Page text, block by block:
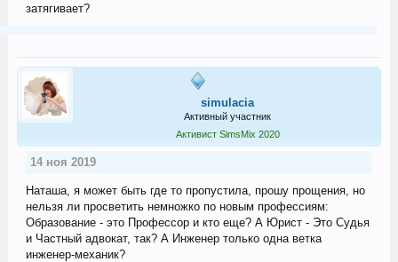
затягивает?
simulacia
Активный участник
Активист SimsMix 2020
14 ноя 2019
Наташа, я может быть где то пропустила, прошу прощения, но
нельзя ли просветить немножко по новым профессиям:
Образование - это Профессор и кто еще? А Юрист - Это Судья
и Частный адвокат, так? А Инженер только одна ветка
инженер-механик?